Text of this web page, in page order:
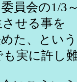
会の1/3
せる事を
た、という
に許し難